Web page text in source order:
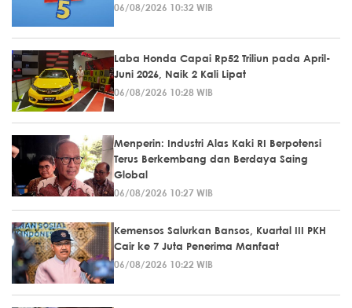
06/08/2026 10:32 WIB
Laba Honda Capai Rp52 Triliun pada April-
Juni 2026, Naik 2 Kali Lipat
06/08/2026 10:28 WIB
Menperin: Industri Alas Kaki RI Berpotensi
Terus Berkembang dan Berdaya Saing
Global
06/08/2026 10:27 WIB
Kemensos Salurkan Bansos, Kuartal III PKH
Cair ke 7 Juta Penerima Manfaat
06/08/2026 10:22 WIB